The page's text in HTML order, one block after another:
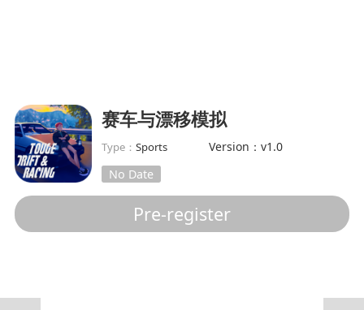
赛车与漂移模拟
Type：Sports
Version：v1.0
No Date
Pre-register